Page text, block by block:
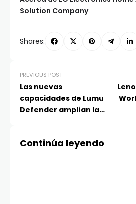
Solution Company
Shares:
PREVIOUS POST
Las nuevas
capacidades de Lumu
Defender amplían la
Continúa leyendo